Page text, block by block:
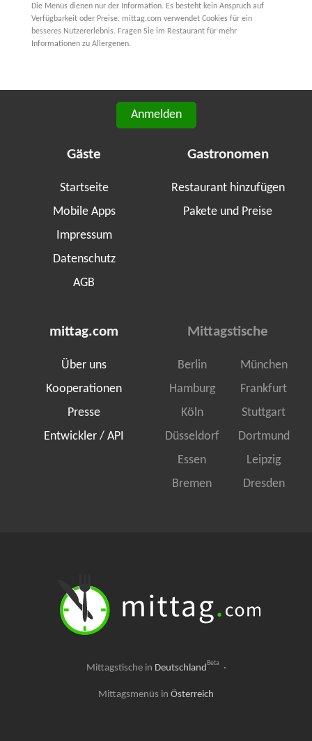
Die Menüs dienen nur der Information. Es besteht kein Anspruch auf
Verfügbarkeit oder Preise. mittag.com verwendet Cookies für ein
besseres Nutzererlebnis. Fragen Sie im Restaurant für mehr
Informationen zu Allergenen.
Anmelden
Gäste
Startseite
Mobile Apps
Impressum
Datenschutz
AGB
Gastronomen
Restaurant hinzufügen
Pakete und Preise
mittag.com
Über uns
Kooperationen
Presse
Entwickler / API
Mittagstische
Berlin
München
Hamburg
Frankfurt
Köln
Stuttgart
Düsseldorf
Dortmund
Essen
Leipzig
Bremen
Dresden
Mittagstische in DeutschlandBeta ·
Mittagsmenüs in Österreich